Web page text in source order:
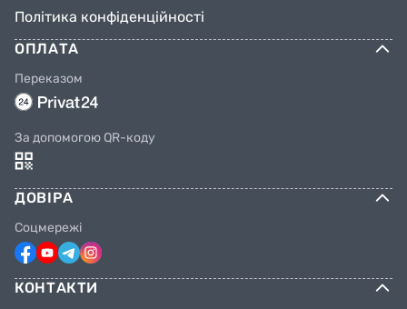
Політика конфіденційності
ОПЛАТА
Переказом
За допомогою QR-коду
ДОВІРА
Соцмережі
КОНТАКТИ